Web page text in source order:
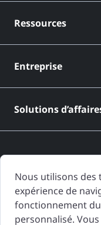
Ressources
Entreprise
Solutions
Les rapports d'historique
uniquement sur
Nous utilisons
expérience de
fonctionnement
personnalisé.